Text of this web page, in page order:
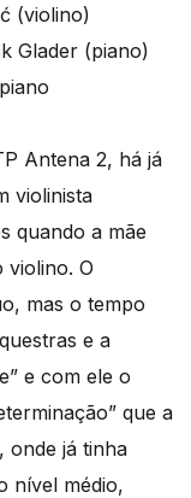
(violino)
Glader (piano)
Antena 2, há já
violinista
quando a mãe
violino. O
mas o tempo
e a
e com ele o
que a
onde já tinha
nível médio,